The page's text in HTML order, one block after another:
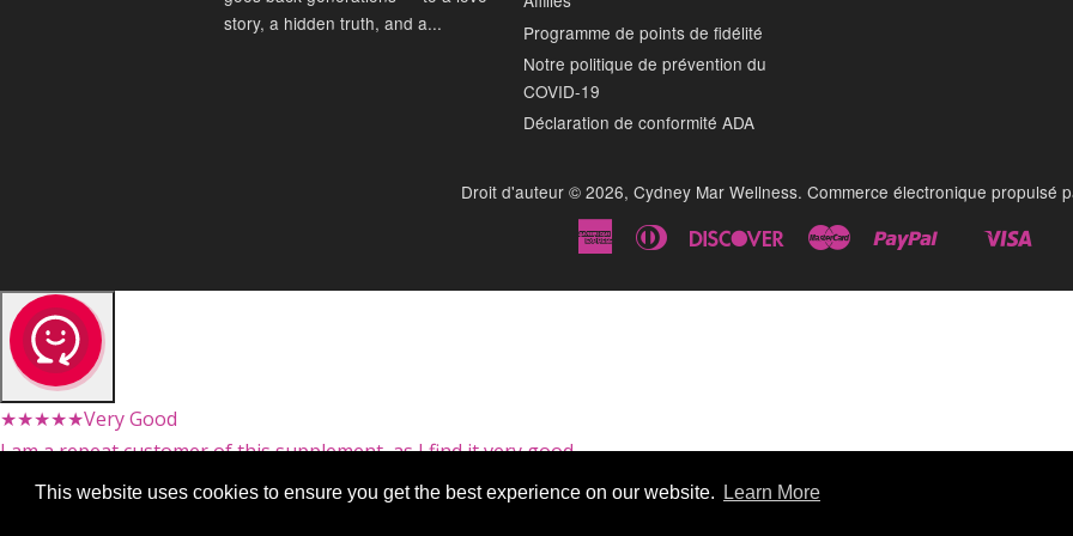
This website uses cookies to ensure you get the best experience on our website. Learn More
This website uses cookies to ensure you get the best experience on our website. Learn More
story, a hidden truth, and a...
Programme de points de fidélité
Notre politique de prévention du
COVID-19
Déclaration de conformité ADA
Droit d'auteur © 2026, Cydney Mar Wellness. Commerce électronique propulsé
American
Express
Diners
Discover Master Paypal
Shopify
★★★★★Very Good
I am a repeat customer of this supplement, as I find it very good.
John